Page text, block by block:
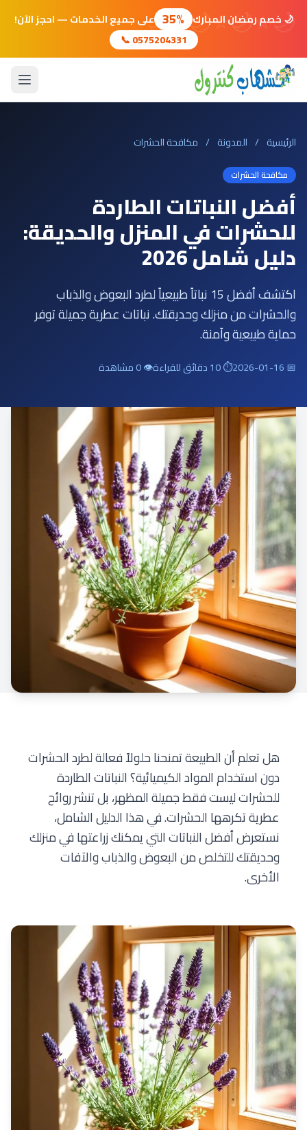
🌙
⭐
🌙
⭐
🌙
⭐
🌙 🌙 خصم رمضان المبارك 35% على جميع الخدمات — احجز الآن!
📞 0575204331
الرئيسية / المدونة / مكافحة الحشرات
مكافحة الحشرات
أفضل النباتات الطاردة
للحشرات في المنزل والحديقة:
دليل شامل 2026
اكتشف أفضل 15 نباتاً طبيعياً لطرد البعوض والذباب
والحشرات من منزلك وحديقتك. نباتات عطرية جميلة توفر
حماية طبيعية وآمنة.
📅 2026-01-16 ⏱ 10 دقائق للقراءة 👁 0 مشاهدة
هل تعلم أن الطبيعة تمنحنا حلولاً فعالة لطرد الحشرات
دون استخدام المواد الكيميائية؟ النباتات الطاردة
للحشرات ليست فقط جميلة المظهر، بل تنشر روائح
عطرية تكرهها الحشرات. في هذا الدليل الشامل،
نستعرض أفضل النباتات التي يمكنك زراعتها في منزلك
وحديقتك للتخلص من البعوض والذباب والآفات
الأخرى.